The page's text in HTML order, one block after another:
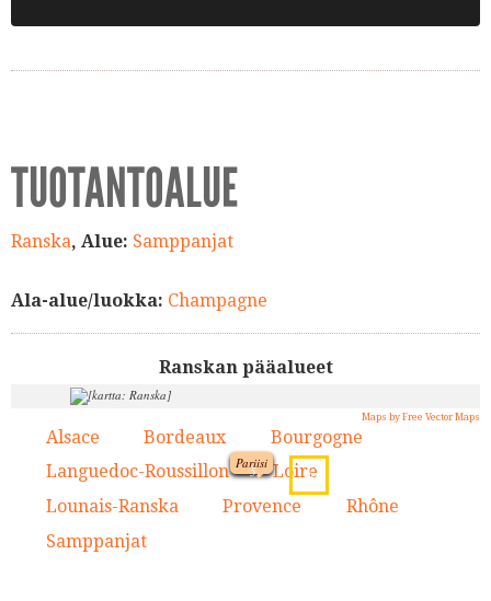
TUOTANTOALUE
Ranska, Alue: Samppanjat
Ala-alue/luokka: Champagne
Ranskan pääalueet
Pariisi
1.
9.
Maps by Free Vector Maps
Alsace Bordeaux Bourgogne
Languedoc-Roussillon 5. Loire
Lounais-Ranska Provence Rhône
Samppanjat